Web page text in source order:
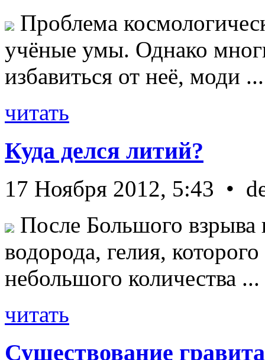
Проблема
учёные умы. Однако
избавиться от неё, моди ...
читать
Куда делся литий?
17 Ноября 2012, 5:43 •
После Большого взрыва
водорода, гелия,
небольшого количества ...
читать
Существование